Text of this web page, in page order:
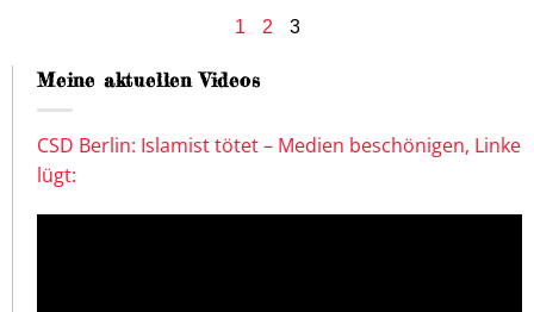
1 2 3
Meine aktuellen Videos
CSD Berlin: Islamist tötet – Medien beschönigen, Linke
lügt: